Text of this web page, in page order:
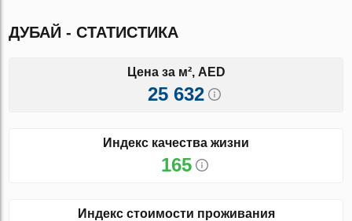
ДУБАЙ - СТАТИСТИКА
Цена за м², AED
25 632
Индекс качества жизни
165
Индекс стоимости проживания